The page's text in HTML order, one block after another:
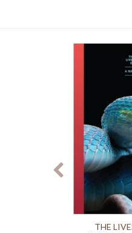
THE